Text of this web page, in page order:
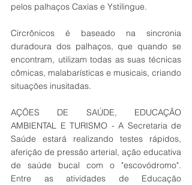
pelos palhaços Caxias e Ystilingue.
Circrônicos é baseado na sincronia
duradoura dos palhaços, que quando se
encontram, utilizam todas as suas técnicas
cômicas, malabarísticas e musicais, criando
situações inusitadas.
AÇÕES DE SAÚDE, EDUCAÇÃO
AMBIENTAL E TURISMO - A Secretaria de
Saúde estará realizando testes rápidos,
aferição de pressão arterial, ação educativa
de saúde bucal com o "escovódromo".
Entre as atividades de Educação